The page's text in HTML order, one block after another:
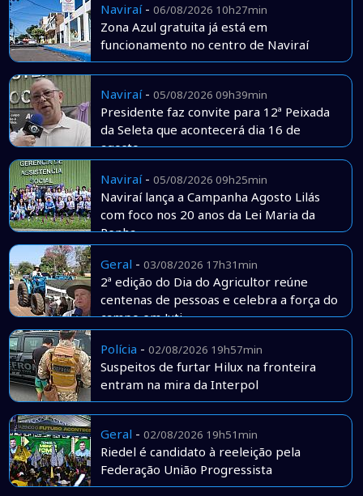
Naviraí- 06/08/2026 10h27min
Zona Azul gratuita já está em
funcionamento no centro de Naviraí
Naviraí- 05/08/2026 09h39min
Presidente faz convite para 12ª Peixada
da Seleta que acontecerá dia 16 de
agosto
Naviraí- 05/08/2026 09h25min
Naviraí lança a Campanha Agosto Lilás
com foco nos 20 anos da Lei Maria da
Penha
Geral - 03/08/2026 17h31min
2ª edição do Dia do Agricultor reúne
centenas de pessoas e celebra a força do
campo em Juti
Polícia - 02/08/2026 19h57min
Suspeitos de furtar Hilux na fronteira
entram na mira da Interpol
Geral - 02/08/2026 19h51min
Riedel é candidato à reeleição pela
Federação União Progressista